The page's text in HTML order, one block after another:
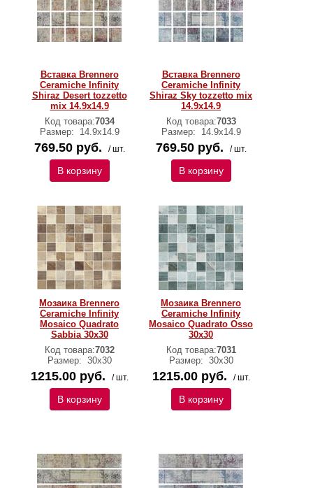
Вставка Brennero
Ceramiche Infinity
Shiraz Desert tozzetto
mix 14.9х14.9
Код товара:7034
Размер:
14.9х14.9
769.50 руб. / шт.
В корзину
Вставка Brennero
Ceramiche Infinity
Shiraz Sky tozzetto mix
14.9х14.9
Код товара:7033
Размер:
14.9х14.9
769.50 руб. / шт.
В корзину
Мозаика Brennero
Ceramiche Infinity
Mosaico Quadrato
Sabbia 30х30
Код товара:7032
Размер: 30х30
1215.00 руб. / шт.
В корзину
Мозаика Brennero
Ceramiche Infinity
Mosaico Quadrato Osso
30х30
Код товара:7031
Размер: 30х30
1215.00 руб. / шт.
В корзину